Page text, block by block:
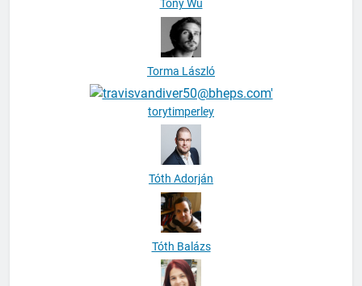
Tony Wu
Torma László
torytimperley
Tóth Adorján
Tóth Balázs